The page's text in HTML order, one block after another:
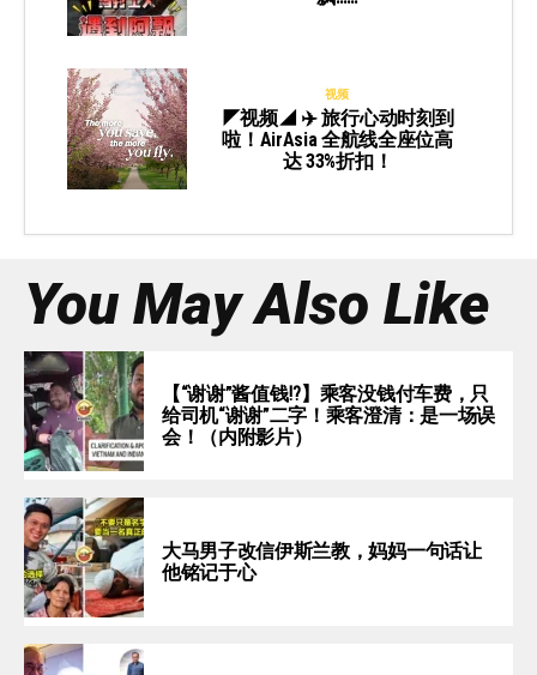
视频
◤视频◢ ✈️ 旅行心动时刻到
啦！AirAsia 全航线全座位高
达 33%折扣！
You May Also Like
【“谢谢”酱值钱⁉️】乘客没钱付车费，只
给司机“谢谢”二字！乘客澄清：是一场误
会！（内附影片）
大马男子改信伊斯兰教，妈妈一句话让
他铭记于心